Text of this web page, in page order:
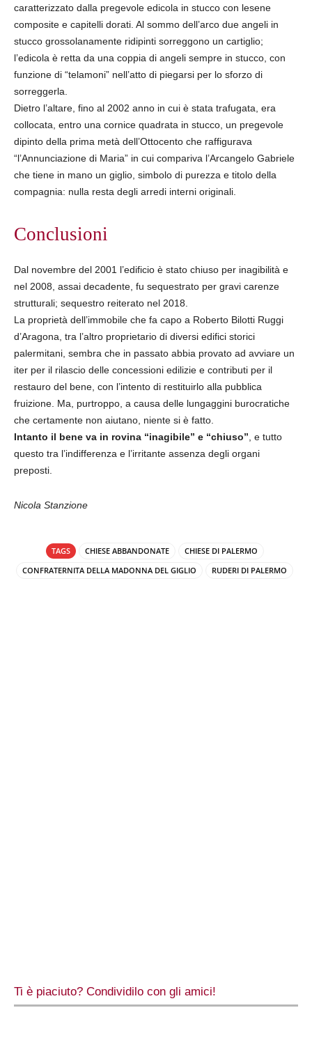
caratterizzato dalla pregevole edicola in stucco con lesene
composite e capitelli dorati. Al sommo dell’arco due angeli in
stucco grossolanamente ridipinti sorreggono un cartiglio;
l’edicola è retta da una coppia di angeli sempre in stucco, con
funzione di “telamoni” nell’atto di piegarsi per lo sforzo di
sorreggerla.
Dietro l’altare, fino al 2002 anno in cui è stata trafugata, era
collocata, entro una cornice quadrata in stucco, un pregevole
dipinto della prima metà dell’Ottocento che raffigurava
“l’Annunciazione di Maria” in cui compariva l’Arcangelo Gabriele
che tiene in mano un giglio, simbolo di purezza e titolo della
compagnia: nulla resta degli arredi interni originali.
Conclusioni
Dal novembre del 2001 l’edificio è stato chiuso per inagibilità e
nel 2008, assai decadente, fu sequestrato per gravi carenze
strutturali; sequestro reiterato nel 2018.
La proprietà dell’immobile che fa capo a Roberto Bilotti Ruggi
d’Aragona, tra l’altro proprietario di diversi edifici storici
palermitani, sembra che in passato abbia provato ad avviare un
iter per il rilascio delle concessioni edilizie e contributi per il
restauro del bene, con l’intento di restituirlo alla pubblica
fruizione. Ma, purtroppo, a causa delle lungaggini burocratiche
che certamente non aiutano, niente si è fatto.
Intanto il bene va in rovina “inagibile” e “chiuso” , e tutto
questo tra l’indifferenza e l’irritante assenza degli organi
preposti.
Nicola Stanzione
TAGS CHIESE ABBANDONATE
CHIESE DI PALERMO
CONFRATERNITA DELLA MADONNA DEL GIGLIO
RUDERI DI PALERMO
Ti è piaciuto? Condividilo con gli amici!